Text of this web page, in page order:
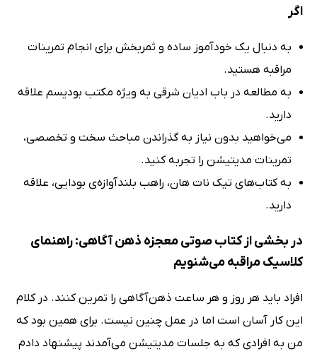
اگر
به دنبال یک خودآموز ساده و ثمربخش برای انجام تمرینات
مراقبه هستید.
به مطالعه در باب ادیان شرقی به ویژه مکتب بودیسم علاقه
دارید.
می‌خواهید بدون نیاز به گذراندن مباحث سخت و تخصصی،
تمرینات مدیتیشن را تجربه کنید.
به کتاب‌های تیک نات هان، راهب بلندآوازه‌ی بودایی، علاقه
دارید.
در بخشی از کتاب صوتی معجزه ذهن آگاهی: راهنمای
کلاسیک مراقبه می‌شنویم
افراد باید هر روز و هر ساعت ذهن‌آگاهی را تمرین کنند. در کلام
این کار آسان است اما در عمل چنین نیست. برای همین بود که
من به افرادی که به جلسات مدیتیشن می‌آمدند پیشنهاد دادم